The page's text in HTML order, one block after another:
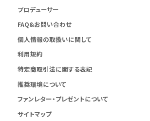
プロデューサー
FAQ&お問い合わせ
個人情報の取扱いに関して
利用規約
特定商取引法に関する表記
推奨環境について
ファンレター・プレゼントについて
サイトマップ